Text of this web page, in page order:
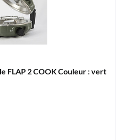
FLAP 2 COOK Couleur : vert